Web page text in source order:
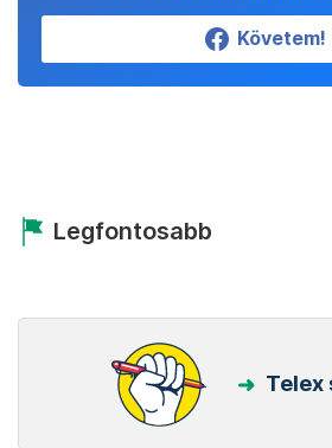
Követem!
Legfontosabb
Telex